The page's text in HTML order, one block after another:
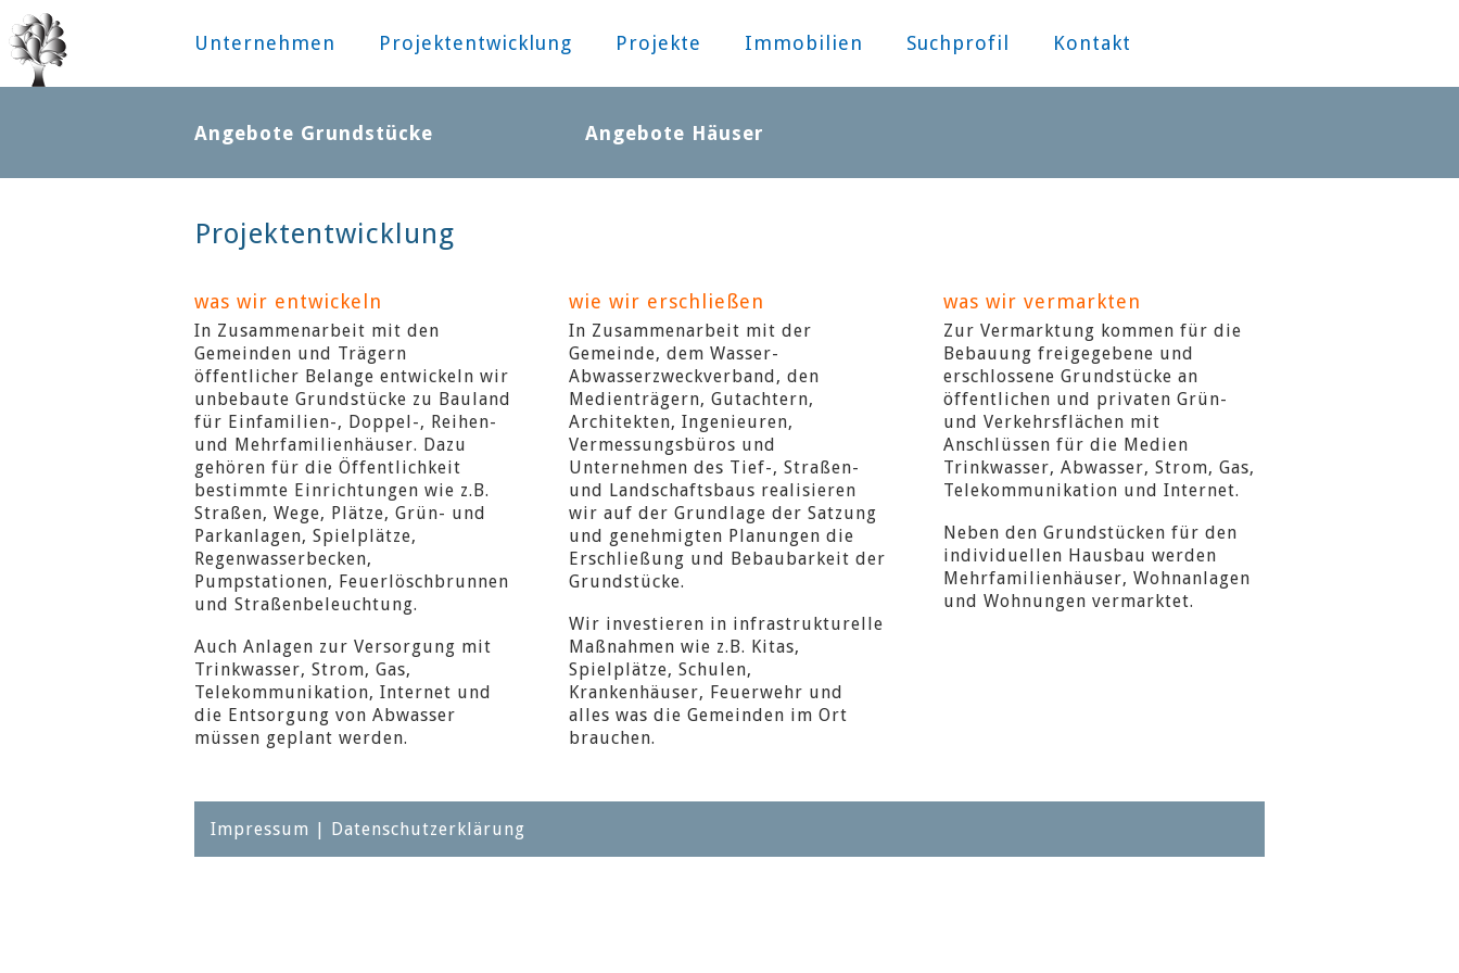
Unternehmen Projektentwicklung Projekte Immobilien Suchprofil Kontakt
Angebote Grundstücke Angebote Häuser
Projektentwicklung
was wir entwickeln
In Zusammenarbeit mit den
Gemeinden und Trägern
öffentlicher Belange entwickeln wir
unbebaute Grundstücke zu Bauland
für Einfamilien-, Doppel-, Reihen-
und Mehrfamilienhäuser. Dazu
gehören für die Öffentlichkeit
bestimmte Einrichtungen wie z.B.
Straßen, Wege, Plätze, Grün- und
Parkanlagen, Spielplätze,
Regenwasserbecken,
Pumpstationen, Feuerlöschbrunnen
und Straßenbeleuchtung.
Auch Anlagen zur Versorgung mit
Trinkwasser, Strom, Gas,
Telekommunikation, Internet und
die Entsorgung von Abwasser
müssen geplant werden.
wie wir erschließen
In Zusammenarbeit mit der
Gemeinde, dem Wasser-
Abwasserzweckverband, den
Medienträgern, Gutachtern,
Architekten, Ingenieuren,
Vermessungsbüros und
Unternehmen des Tief-, Straßen-
und Landschaftsbaus realisieren
wir auf der Grundlage der Satzung
und genehmigten Planungen die
Erschließung und Bebaubarkeit der
Grundstücke.
Wir investieren in infrastrukturelle
Maßnahmen wie z.B. Kitas,
Spielplätze, Schulen,
Krankenhäuser, Feuerwehr und
alles was die Gemeinden im Ort
brauchen.
was wir vermarkten
Zur Vermarktung kommen für die
Bebauung freigegebene und
erschlossene Grundstücke an
öffentlichen und privaten Grün-
und Verkehrsflächen mit
Anschlüssen für die Medien
Trinkwasser, Abwasser, Strom, Gas,
Telekommunikation und Internet.
Neben den Grundstücken für den
individuellen Hausbau werden
Mehrfamilienhäuser, Wohnanlagen
und Wohnungen vermarktet.
Impressum | Datenschutzerklärung